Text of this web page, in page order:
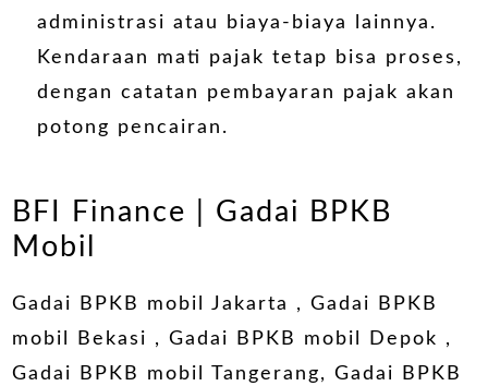
administrasi atau biaya-biaya lainnya.
Kendaraan mati pajak tetap bisa proses,
dengan catatan pembayaran pajak akan
potong pencairan.
BFI Finance
Gadai BPKB
Mobil
Gadai BPKB mobil Jakarta ,Gadai BPKB
mobil Bekasi ,Gadai BPKB mobil Depok ,
Gadai BPKB mobil Tangerang,Gadai BPKB